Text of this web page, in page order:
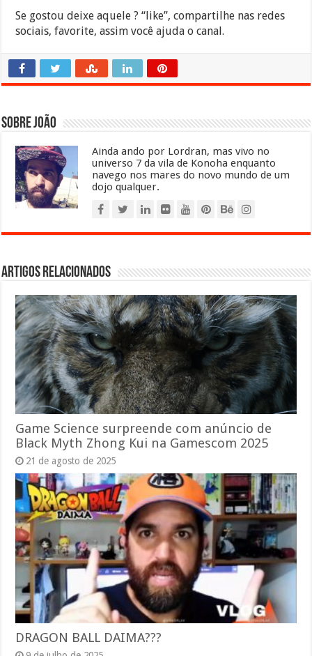
Se gostou deixe aquele ? “like”, compartilhe nas redes
sociais, favorite, assim você ajuda o canal.
Sobre João
Ainda ando por Lordran, mas vivo no
universo 7 da vila de Konoha enquanto
navego nos mares do novo mundo de um
dojo qualquer.
Artigos relacionados
Game Science surpreende com anúncio de
Black Myth Zhong Kui na Gamescom 2025
21 de agosto de 2025
DRAGON BALL DAIMA???